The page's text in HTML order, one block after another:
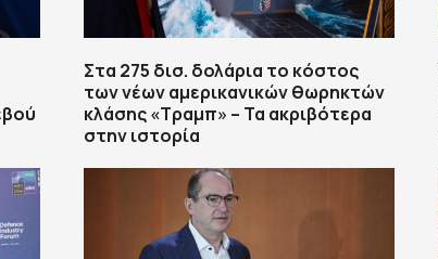
Στα 275 δισ. δολάρια το κόστος
των νέων αμερικανικών θωρηκτών
κλάσης «Τραμπ» – Τα ακριβότερα
στην ιστορία